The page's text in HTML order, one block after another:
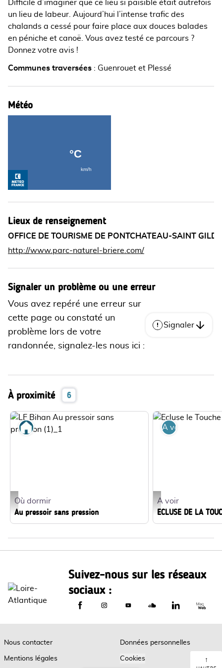
Difficile d’imaginer que ce lieu si paisible était autrefois
un lieu de labeur. Aujourd’hui l’intense trafic des
chalands a cessé pour faire place aux douces balades
en péniche et canoë. Vous avez testé ce parcours ?
Donnez votre avis !
Communes traversées : Guenrouet et Plessé
Météo
Lieux de renseignement
OFFICE DE TOURISME DE PONTCHATEAU-SAINT
http://www.parc-naturel-briere.com/
Signaler un problème ou une erreur
Vous avez repéré une erreur sur
cette page ou constaté un
problème lors de votre
randonnée, signalez-les nous ici :
Signaler
À proximité 6
LE Bihan Au pressoir sans pression (1)_1 - Au pressoir Sans pression -
Où dormir
Où dormir
Au pressoir sans pression
Ecluse le Touche -
A voir
A voir
ECLUSE DE LA
Suivez-nous sur les réseaux
sociaux :
Nous contacter
Mentions légales
Données personnelles
Cookies ↑